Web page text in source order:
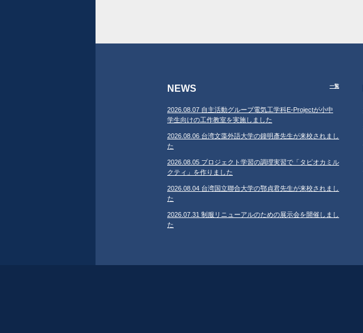
NEWS 一覧
2026.08.07 自主活動グループ電気工学科E-Projectが小中
学生向けの工作教室を実施しました
2026.08.06 台湾文藻外語大学の鐘明彥先生が来校されまし
た
2026.08.05 プロジェクト学習の調理実習で「タピオカミル
クティ」を作りました
2026.08.04 台湾国立聯合大学の鄂貞君先生が来校されまし
た
2026.07.31 制服リニューアルのための展示会を開催しまし
た